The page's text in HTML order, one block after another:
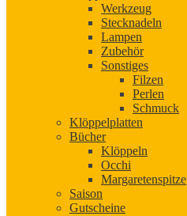
Werkzeug
Stecknadeln
Lampen
Zubehör
Sonstiges
Filzen
Perlen
Schmuck
Klöppelplatten
Bücher
Klöppeln
Occhi
Margaretenspitze
Saison
Gutscheine